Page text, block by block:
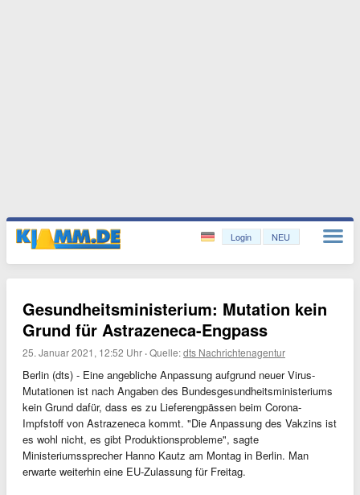
Login NEU
Gesundheitsministerium: Mutation kein
Grund für Astrazeneca-Engpass
25. Januar 2021, 12:52 Uhr ·Quelle:dts Nachrichtenagentur
Berlin (dts) - Eine angebliche Anpassung aufgrund neuer Virus-
Mutationen ist nach Angaben des Bundesgesundheitsministeriums
kein Grund dafür, dass es zu Lieferengpässen beim Corona-
Impfstoff von Astrazeneca kommt. "Die Anpassung des Vakzins ist
es wohl nicht, es gibt Produktionsprobleme", sagte
Ministeriumssprecher Hanno Kautz am Montag in Berlin. Man
erwarte weiterhin eine EU-Zulassung für Freitag.